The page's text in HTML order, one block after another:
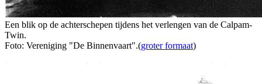
Een blik op de achterschepen tijdens het verlengen van de Calpam-
Twin.
Foto: Vereniging "De Binnenvaart".(groter formaat)